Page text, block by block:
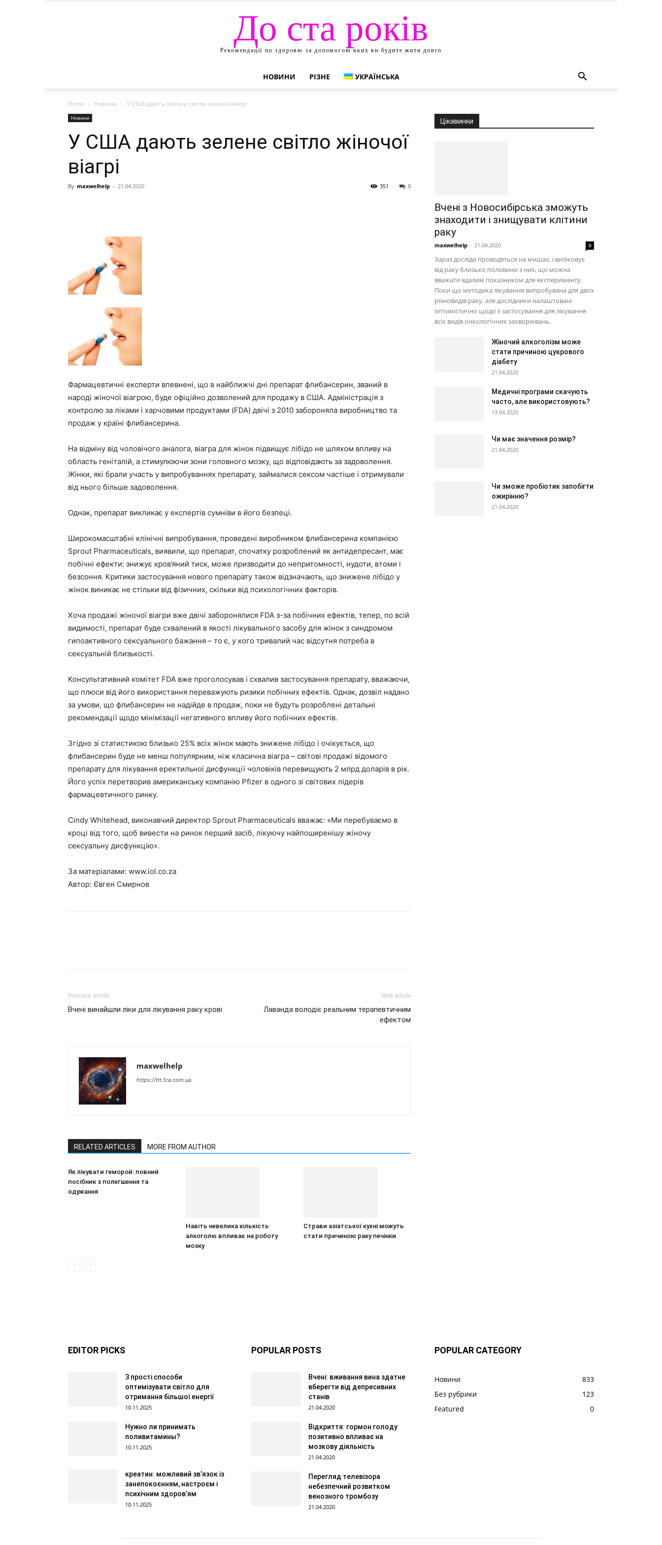
До ста років
Рекомендації по здоровю за допомогою яких ви будите жити довго
НОВИНИ РІЗНЕ УКРАЇНСЬКА
Home Новини У США дають зелене світло жіночої віагрі
Новини
У США дають зелене світло жіночої
віагрі
By maxwelhelp - 21.04.2020 0
351
Фармацевтичні експерти впевнені, що в найближчі дні препарат флибансерин, званий в
народі жіночої віагрою, буде офіційно дозволений для продажу в США. Адміністрація з
контролю за ліками і харчовими продуктами (FDA) двічі з 2010 забороняла виробництво та
продаж у країні флибансерина.
На відміну від чоловічого аналога, віагра для жінок підвищує лібідо не шляхом впливу на
область геніталій, а стимулюючи зони головного мозку, що відповідають за задоволення.
Жінки, які брали участь у випробуваннях препарату, займалися сексом частіше і отримували
від нього більше задоволення.
Однак, препарат викликає у експертів сумніви в його безпеці.
Широкомасштабні клінічні випробування, проведені виробником флибансерина компанією
Sprout Pharmaceuticals, виявили, що препарат, спочатку розроблений як антидепресант, має
побічні ефекти: знижує кров’яний тиск, може призводити до непритомності, нудоти, втоми і
безсоння. Критики застосування нового препарату також відзначають, що знижене лібідо у
жінок виникає не стільки від фізичних, скільки від психологічних факторів.
Хоча продажі жіночої віагри вже двічі заборонялися FDA з-за побічних ефектів, тепер, по всій
видимості, препарат буде схвалений в якості лікувального засобу для жінок з синдромом
гипоактивного сексуального бажання – то є, у кого тривалий час відсутня потреба в
сексуальній близькості.
Консультативний комітет FDA вже проголосував і схвалив застосування препарату, вважаючи,
що плюси від його використання переважують ризики побічних ефектів. Однак, дозвіл надано
за умови, що флибансерин не надійде в продаж, поки не будуть розроблені детальні
рекомендації щодо мінімізації негативного впливу його побічних ефектів.
Згідно зі статистикою близько 25% всіх жінок мають знижене лібідо і очікується, що
флибансерин буде не менш популярним, ніж класична віагра – світові продажі відомого
препарату для лікування еректильної дисфункції чоловіків перевищують 2 млрд доларів в рік.
Його успіх перетворив американську компанію Pfizer в одного зі світових лідерів
фармацевтичного ринку.
Cindy Whitehead, виконавчий директор Sprout Pharmaceuticals вважає: «Ми перебуваємо в
кроці від того, щоб вивести на ринок перший засіб, лікуючу найпоширенішу жіночу
сексуальну дисфункцію».
За матеріалами: www.iol.co.za
Автор: Євген Смирнов
Previous article
Вчені винайшли ліки для лікування раку крові
Next article
Лаванда володіє реальним терапевтичним
ефектом
maxwelhelp
https://ttt.1ca.com.ua
RELATED ARTICLES MORE FROM AUTHOR
Як лікувати геморой: повний
посібник з полегшення та
одужання
Навіть невелика кількість
алкоголю впливає на роботу
мозку
Страви азіатської кухні можуть
стати причиною раку печінки
Цікавинки
Вчені з Новосибірська зможуть
знаходити і знищувати клітини
раку
maxwelhelp - 21.04.2020 0
Зараз досліди проводяться на мишах, і виліковує
від раку близько половини з них, що можна
вважати вдалим показником для експерименту.
Поки що методика лікування випробувана для двох
різновидів раку, але дослідники налаштовані
оптимістично щодо її застосування для лікування
всіх видів онкологічних захворювань.
Жіночий алкоголізм може
стати причиною цукрового
діабету
21.04.2020
Медичні програми скачують
часто, але використовують?
13.04.2020
Чи має значення розмір?
21.04.2020
Чи зможе пробіотик запобігти
ожирінню?
21.04.2020
EDITOR PICKS
3 прості способи
оптимізувати світло для
отримання більшої енергії
10.11.2025
Нужно ли принимать
поливитамины?
10.11.2025
креатин: можливий зв’язок із
занепокоєнням, настроєм і
психічним здоров’ям
10.11.2025
POPULAR POSTS
Вчені: вживання вина здатне
вберегти від депресивних
станів
21.04.2020
Відкриття: гормон голоду
позитивно впливає на
мозкову діяльність
21.04.2020
Перегляд телевізора
небезпечний розвитком
венозного тромбозу
21.04.2020
POPULAR CATEGORY
Новини
833
Без рубрики
123
Featured
0